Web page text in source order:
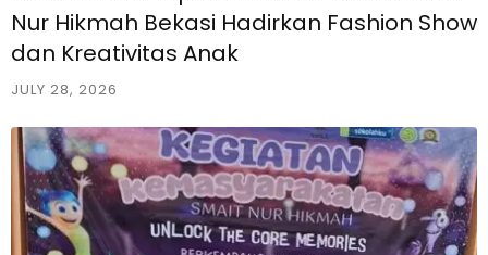
Nur Hikmah Bekasi Hadirkan Fashion Show
dan Kreativitas Anak
JULY 28, 2026